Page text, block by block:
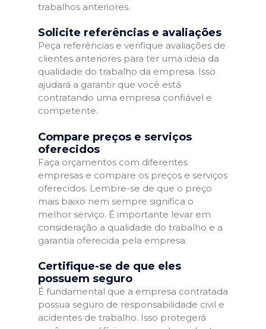
trabalhos anteriores.
Solicite referências e avaliações
Peça referências e verifique avaliações de
clientes anteriores para ter uma ideia da
qualidade do trabalho da empresa. Isso
ajudará a garantir que você está
contratando uma empresa confiável e
competente.
Compare preços e serviços
oferecidos
Faça orçamentos com diferentes
empresas e compare os preços e serviços
oferecidos. Lembre-se de que o preço
mais baixo nem sempre significa o
melhor serviço. É importante levar em
consideração a qualidade do trabalho e a
garantia oferecida pela empresa.
Certifique-se de que eles
possuem seguro
É fundamental que a empresa contratada
possua seguro de responsabilidade civil e
acidentes de trabalho. Isso protegerá